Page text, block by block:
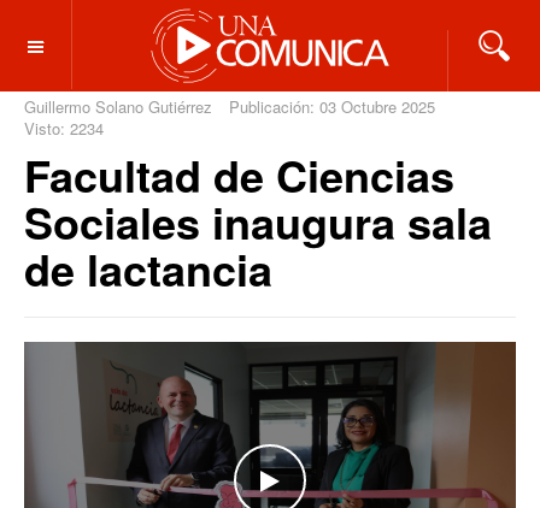
OFF CANVAS
Guillermo Solano Gutiérrez
Publicación: 03 Octubre 2025
Visto: 2234
Facultad de Ciencias
Sociales inaugura sala
de lactancia
WATCH THE VIDEO